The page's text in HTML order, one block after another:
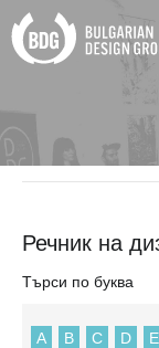
Речник на
Търси по буква
A B C D E